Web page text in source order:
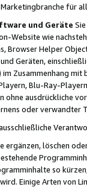
für
und Geräte
Website wie
Browser Helper
Geräten,
im Zusammenhang
Blu-Ray-
ohne ausdrückliche
oder
ergänzen, löschen
so
Einige Arten von